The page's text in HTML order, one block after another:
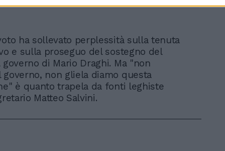
ha sollevato perplessità sulla tenuta
e sulla proseguo del sostegno del
di Mario Draghi. Ma "non
governo, non gliela diamo questa
è quanto trapela da fonti leghiste
Matteo Salvini.